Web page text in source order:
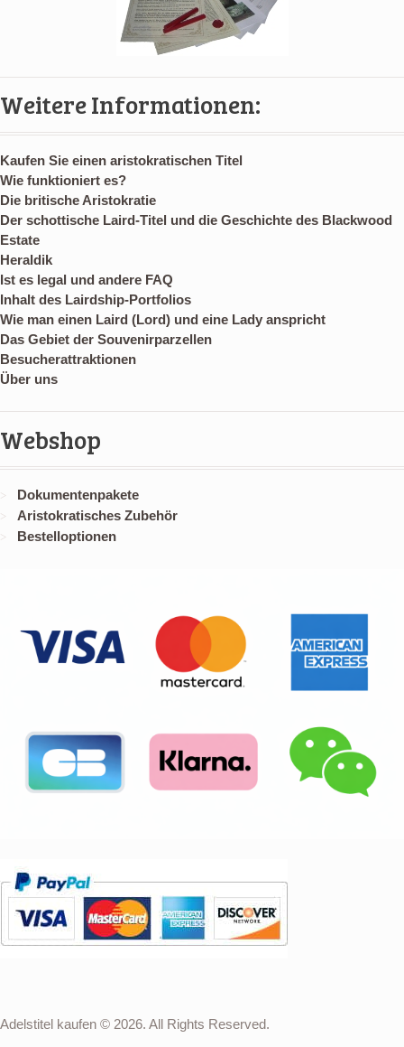
Weitere Informationen:
Kaufen Sie einen aristokratischen Titel
Wie funktioniert es?
Die britische Aristokratie
Der schottische Laird-Titel und die Geschichte des Blackwood
Estate
Heraldik
Ist es legal und andere FAQ
Inhalt des Lairdship-Portfolios
Wie man einen Laird (Lord) und eine Lady anspricht
Das Gebiet der Souvenirparzellen
Besucherattraktionen
Über uns
Webshop
Dokumentenpakete
Aristokratisches Zubehör
Bestelloptionen
Adelstitel kaufen © 2026. All Rights Reserved.